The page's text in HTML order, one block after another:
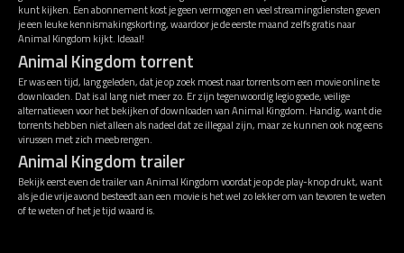
kunt kijken. Een abonnement kost je geen vermogen en veel streamingdiensten geven
je een leuke kennismakingskorting, waardoor je de eerste maand zelfs gratis naar
Animal Kingdom kijkt. Ideaal!
Animal Kingdom torrent
Er was een tijd, lang geleden, dat je op zoek moest naar torrents om een movie online te
downloaden. Dat is al lang niet meer zo. Er zijn tegenwoordig legio goede, veilige
alternatieven voor het bekijken of downloaden van Animal Kingdom. Handig, want die
torrents hebben niet alleen als nadeel dat ze illegaal zijn, maar ze kunnen ook nog eens
virussen met zich meebrengen.
Animal Kingdom trailer
Bekijk eerst even de trailer van Animal Kingdom voordat je op de play-knop drukt, want
als je die vrije avond besteedt aan een movie is het wel zo lekker om van tevoren te weten
of te weten of het je tijd waard is.